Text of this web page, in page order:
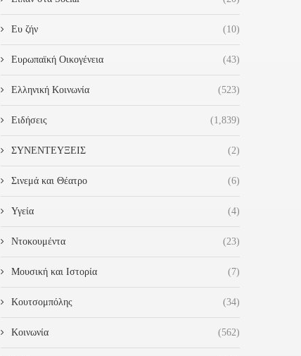
ΔΙΟΝΥΣΊΑ-ΘΕΟΔΏΡΑ
ΤΟΝ ΔΙΆΛΟΓΟ ΓΙΑ ΈΝΑΝ
28 Οκτωβρίου 2024
ΔΙΟΝΎΣΗΣ
ΜΕ ΤΟ ΑΕΡΟΔΡΌΜΙΟ...
Ευ ζήν (10)
Ευρωπαϊκή Οικογένεια (43)
Ελληνική Κοινωνία (523)
Ειδήσεις (1,839)
ΣΥΝΕΝΤΕΥΞΕΙΣ (2)
Σινεμά και Θέατρο (6)
Υγεία (4)
Ντοκουμέντα (23)
Μουσική και Ιστορία (7)
Κουτσομπόλης (34)
Κοινωνία (562)